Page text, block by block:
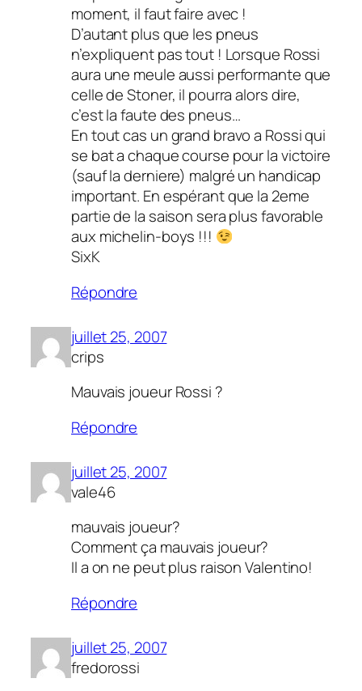
moment, il faut faire avec !
D’autant plus que les pneus
n’expliquent pas tout ! Lorsque Rossi
aura une meule aussi performante que
celle de Stoner, il pourra alors dire,
c’est la faute des pneus…
En tout cas un grand bravo a Rossi qui
se bat a chaque course pour la victoire
(sauf la derniere) malgré un handicap
important. En espérant que la 2eme
partie de la saison sera plus favorable
aux michelin-boys !!!
SixK
Répondre
juillet 25, 2007
crips
Mauvais joueur Rossi ?
Répondre
juillet 25, 2007
vale46
mauvais joueur?
Comment ça mauvais joueur?
Il a on ne peut plus raison Valentino!
Répondre
juillet 25, 2007
fredorossi